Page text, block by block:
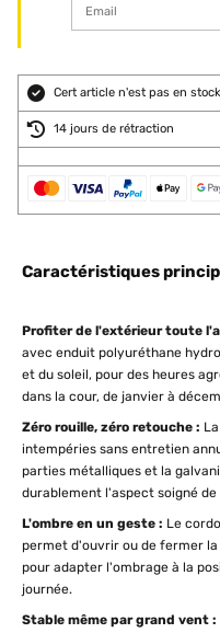
Cert article n'est pas en
14 jours de rétraction
Caractéristiques
Profiter de l'extérieur toute
avec enduit polyuréthane
et du soleil, pour des heures
dans la cour, de janvier à
Zéro rouille, zéro retouche :
intempéries sans entretien
parties métalliques et la
durablement l'aspect soigné
L'ombre en un geste : Le
permet d'ouvrir ou de fermer la
pour adapter l'ombrage à la
journée.
Stable même par grand vent :